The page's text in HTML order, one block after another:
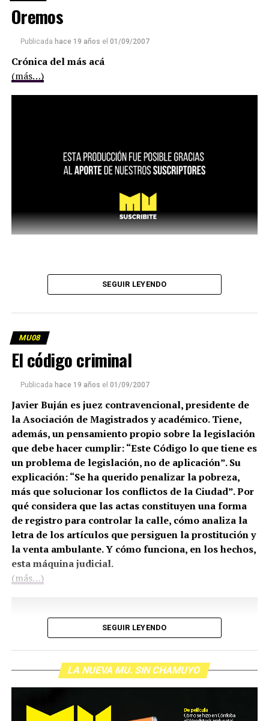
Oremos
Publicada hace 19 años el 01/09/2007
Crónica del más acá
(más…)
SEGUIR LEYENDO
MU08
El código criminal
Publicada hace 19 años el 01/09/2007
Javier Buján es juez contravencional, presidente de
la Asociación de Magistrados y académico. Tiene,
además, un pensamiento propio sobre la legislación
que debe hacer cumplir: “Este Código lo que tiene es
un problema de legislación, no de aplicación”. Su
explicación: “Se ha querido penalizar la pobreza,
más que solucionar los conflictos de la Ciudad”. Por
qué considera que las actas constituyen una forma
de registro para controlar la calle, cómo analiza la
letra de los artículos que persiguen la prostitución y
la venta ambulante. Y cómo funciona, en los hechos,
esta máquina judicial.
(más…)
SEGUIR LEYENDO
LA NUEVA MU. SIN CHAMUYO